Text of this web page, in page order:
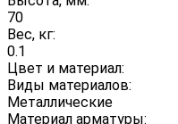
70
Вес, кг:
0.1
Цвет и материал:
Виды материалов:
Металлические
Материал арматуры: